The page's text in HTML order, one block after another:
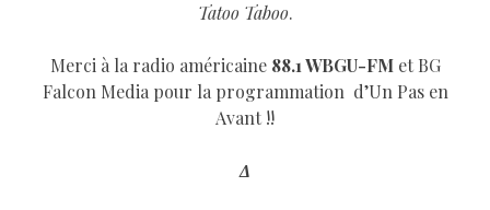
Tatoo Taboo.
Merci à la radio américaine 88.1 WBGU-FMet BG
Falcon Media pour la programmation d’Un Pas en
Avant !!
Δ